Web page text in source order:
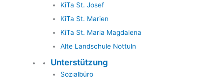
KiTa St. Josef
KiTa St. Marien
KiTa St. Maria Magdalena
Alte Landschule Nottuln
Unterstützung
Sozialbüro